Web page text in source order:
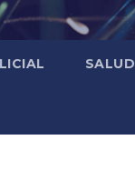
SALUD